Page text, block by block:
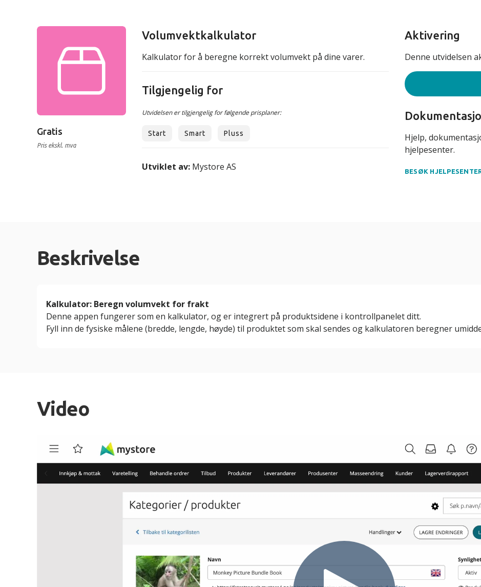
Gratis
Volumvektkalkulator
Kalkulator for å beregne korrekt volumvekt på dine varer.
Tilgjengelig for
Utvidelsen er tilgjengelig for følgende prisplaner:
Start Smart Pluss
Utviklet av: Mystore AS
Aktivering
Denne utvidelsen
Hjelp,
hjelpesenter.
BESØK
Beskrivelse
Kalkulator: Beregn volumvekt for frakt
Denne appen fungerer som en kalkulator, og er integrert på produktsidene i kontrollpanelet ditt.
Fyll inn de fysiske målene (bredde, lengde, høyde) til produktet som skal sendes og kalkulatoren beregner
Video